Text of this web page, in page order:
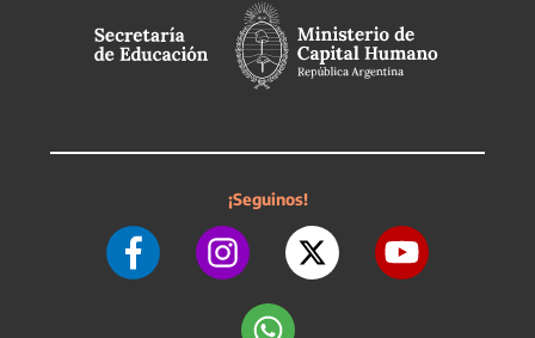
¡Seguinos!